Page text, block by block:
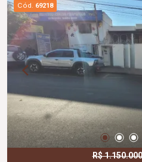
Cód. 69218
R$